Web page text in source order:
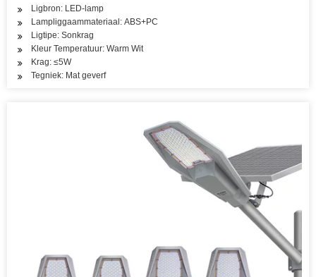
Ligbron: LED-lamp
Lampliggaammateriaal: ABS+PC
Ligtipe: Sonkrag
Kleur Temperatuur: Warm Wit
Krag: ≤5W
Tegniek: Mat geverf